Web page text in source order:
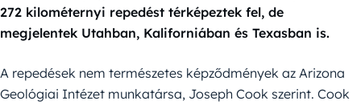
272 kilométernyi repedést térképeztek fel, de
megjelentek Utahban, Kaliforniában és Texasban is.
A repedések nem természetes képződmények az Arizona
Geológiai Intézet munkatársa, Joseph Cook szerint. Cook